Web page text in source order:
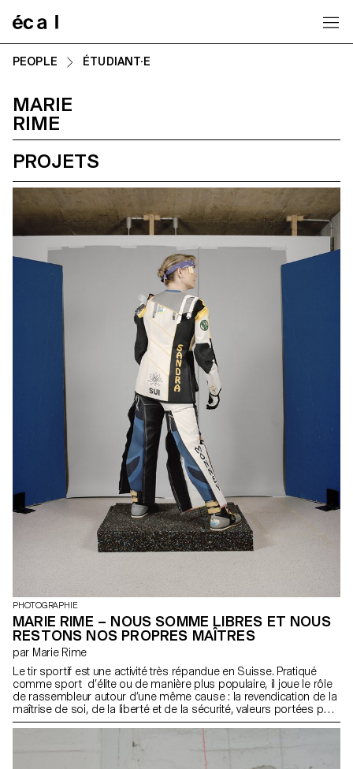
PEOPLE ÉTUDIANT·E
MARIE
RIME
PROJETS
PHOTOGRAPHIE
MARIE RIME – NOUS SOMME LIBRES ET NOUS
RESTONS NOS PROPRES MAÎTRES
par Marie Rime
Le tir sportif est une activité très répandue en Suisse. Pratiqué
comme sport d’élite ou de manière plus populaire, il joue le rôle
de rassembleur autour d’une même cause : la revendication de la
maîtrise de soi, de la liberté et de la sécurité, valeurs portées par
la tradition suisse. En son nom, le tir sportif est régi par des
réapproprier. L’exercice du tir représente un des théâtres de la
Suisse où chaque acteur oeuvre à la force et à la cohésion de la